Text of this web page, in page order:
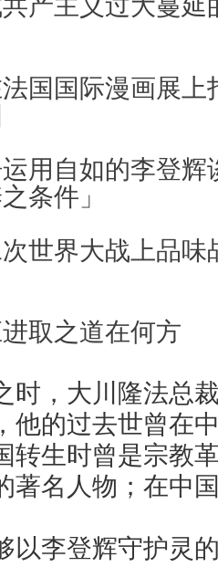
产主义过大蔓延
国国际漫画展上
用自如的李登
条件」
世界大战上品味
取之道在何方
时，大川隆法总
他的过去世曾在
转生时曾是宗教
著名人物；在中
以李登辉守护灵